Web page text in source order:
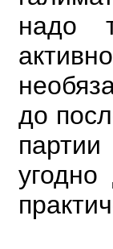
надо
до